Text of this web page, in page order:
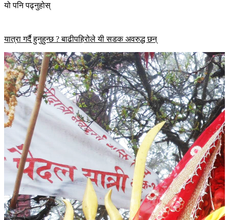
यो पनि पढ्नुहोस्
यात्रा गर्दै हुनुहुन्छ ? बाढीपहिरोले यी सडक अवरुद्ध छन्